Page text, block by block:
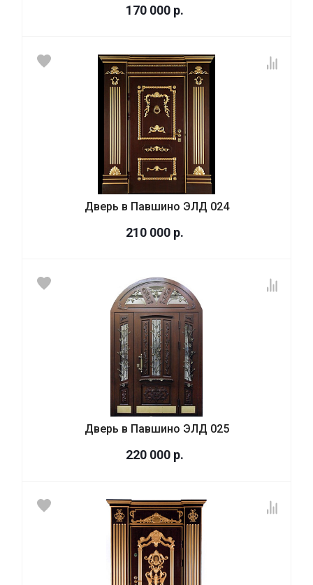
170 000 р.
Дверь в Павшино ЭЛД 024
210 000 р.
Дверь в Павшино ЭЛД 025
220 000 р.